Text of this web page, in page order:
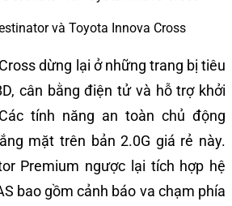
và Toyota Innova Cross
dừng lại ở những trang bị tiêu
cân bằng điện tử và hỗ trợ khởi
tính năng an toàn chủ động
mặt trên bản 2.0G giá rẻ này.
Premium ngược lại tích hợp hệ
bao gồm cảnh báo va chạm phía